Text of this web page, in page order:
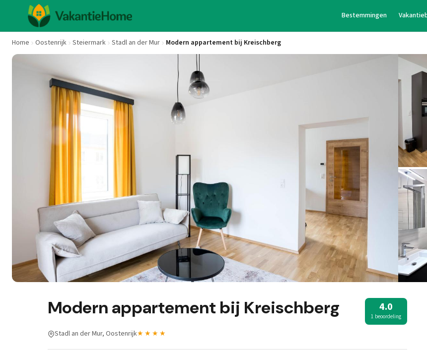
Bestemmingen
Home Oostenrijk Steiermark Stadl an der Mur Modern appartement bij Kreischberg
Modern appartement bij Kreischberg 4.0
1 beoordeling
Stadl an der Mur, Oostenrijk★★★★